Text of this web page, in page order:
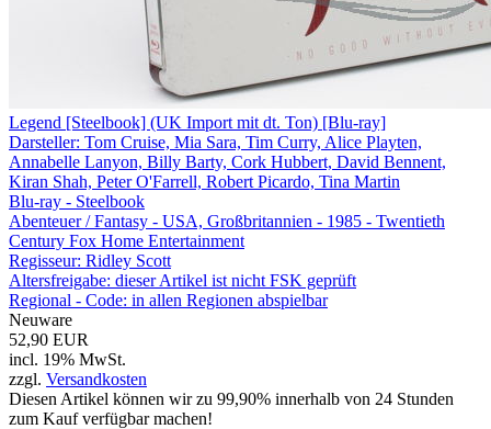
Legend [Steelbook] (UK Import mit dt. Ton) [Blu-ray]
Darsteller: Tom Cruise, Mia Sara, Tim Curry, Alice Playten,
Annabelle Lanyon, Billy Barty, Cork Hubbert, David Bennent,
Kiran Shah, Peter O'Farrell, Robert Picardo, Tina Martin
Blu-ray - Steelbook
Abenteuer / Fantasy - USA, Großbritannien - 1985 - Twentieth
Century Fox Home Entertainment
Regisseur: Ridley Scott
Altersfreigabe: dieser Artikel ist nicht FSK geprüft
Regional - Code: in allen Regionen abspielbar
Neuware
52,90 EUR
incl. 19% MwSt.
zzgl. Versandkosten
Diesen Artikel können wir zu 99,90% innerhalb von 24 Stunden
zum Kauf verfügbar machen!